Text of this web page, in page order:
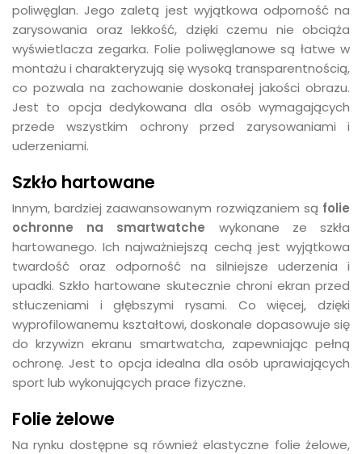
poliwęglan. Jego zaletą jest wyjątkowa odporność na
zarysowania oraz lekkość, dzięki czemu nie obciąża
wyświetlacza zegarka. Folie poliwęglanowe są łatwe w
montażu i charakteryzują się wysoką transparentnością,
co pozwala na zachowanie doskonałej jakości obrazu.
Jest to opcja dedykowana dla osób wymagających
przede wszystkim ochrony przed zarysowaniami i
uderzeniami.
Szkło hartowane
Innym, bardziej zaawansowanym rozwiązaniem są folie
ochronne na smartwatche wykonane ze szkła
hartowanego. Ich najważniejszą cechą jest wyjątkowa
twardość oraz odporność na silniejsze uderzenia i
upadki. Szkło hartowane skutecznie chroni ekran przed
stłuczeniami i głębszymi rysami. Co więcej, dzięki
wyprofilowanemu kształtowi, doskonale dopasowuje się
do krzywizn ekranu smartwatcha, zapewniając pełną
ochronę. Jest to opcja idealna dla osób uprawiających
sport lub wykonujących prace fizyczne.
Folie żelowe
Na rynku dostępne są również elastyczne folie żelowe,